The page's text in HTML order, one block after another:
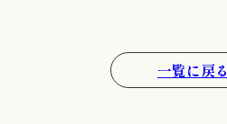
一覧に戻る